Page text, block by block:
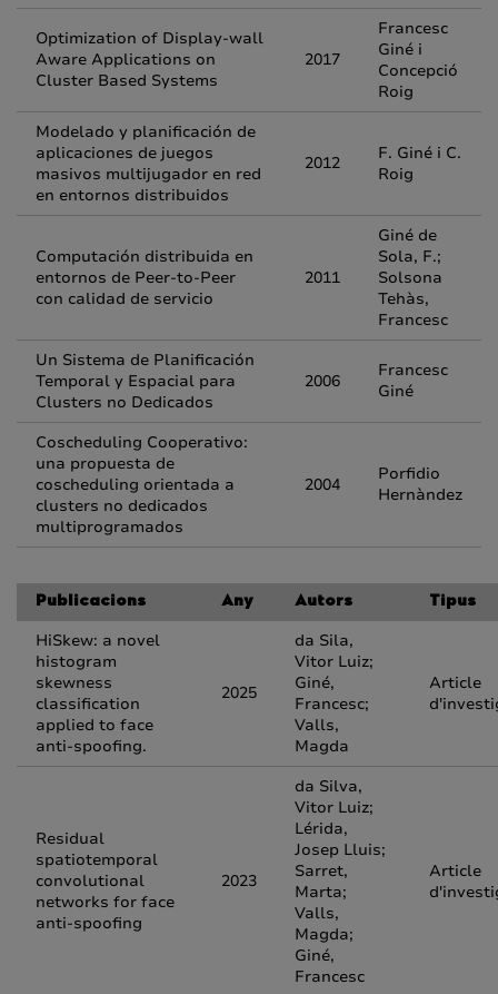
Optimization of Display-wall
Aware Applications on
Cluster Based Systems
2017
Francesc
Giné i
Concepció
Roig
Modelado y planificación de
aplicaciones de juegos
masivos multijugador en red
en entornos distribuidos
2012
F. Giné i C.
Roig
Computación distribuida en
entornos de Peer-to-Peer
con calidad de servicio
2011
Giné de
Sola, F.;
Solsona
Tehàs,
Francesc
Un Sistema de Planificación
Temporal y Espacial para
Clusters no Dedicados
2006
Francesc
Giné
Coscheduling Cooperativo:
una propuesta de
coscheduling orientada a
clusters no dedicados
multiprogramados
2004
Porfidio
Hernàndez
Publicacions Any Autors Tipus
HiSkew: a novel
histogram
skewness
classification
applied to face
anti-spoofing.
2025
da Sila,
Vitor Luiz;
Giné,
Francesc;
Valls,
Magda
Article
Residual
spatiotemporal
convolutional
networks for face
anti-spoofing
2023
da Silva,
Vitor Luiz;
Lérida,
Josep Lluis;
Sarret,
Marta;
Valls,
Magda;
Giné,
Francesc
Article